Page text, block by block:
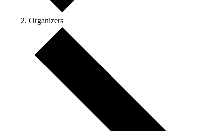
Organizers